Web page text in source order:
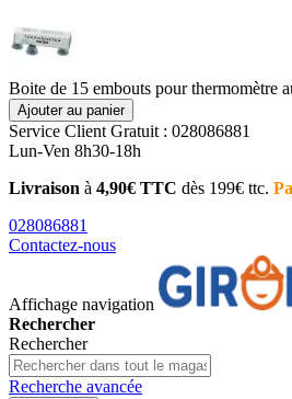
Boite de 15 embouts pour thermomètre
Ajouter au panier
Service Client Gratuit : 028086881
Lun-Ven 8h30-18h
Livraison à 4,90€ TTC dès 199€ ttc.
028086881
Contactez-nous
Affichage navigation
Rechercher
Rechercher
Recherche avancée